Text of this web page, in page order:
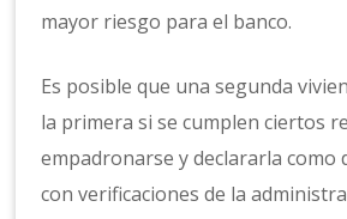
mayor riesgo para el banco.
Es posible que una segunda
la primera si se cumplen ciertos
empadronarse y declararla como
con verificaciones de la